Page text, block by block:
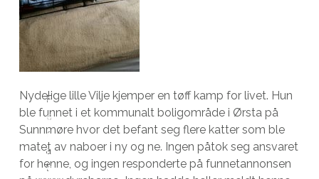
Nydelige lille Vilje kjemper en tøff kamp for livet. Hun
ble funnet i et kommunalt boligområde i Ørsta på
Sunnmøre hvor det befant seg flere katter som ble
matet av naboer i ny og ne. Ingen påtok seg ansvaret
for henne, og ingen responderte på funnetannonsen
F
o
r
a
t
a
g
i
r
d